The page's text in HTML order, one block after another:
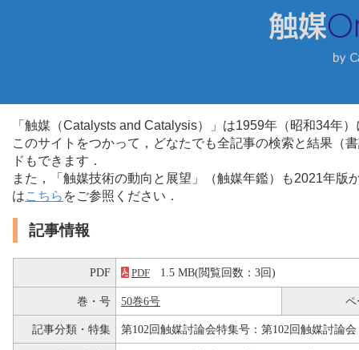
「触媒（Catalysts and Catalysis）」は1959年（昭和34年
このサイトをつかって，どなたでも全記事の検索と結果（
ドもできます．
また，「触媒技術の動向と展望」（触媒年鑑）も2021年
はこちら をご参照ください．
記事情報
PDF PDF 1.5 MB(閲覧回数：3回)
巻・号 50巻6号 ペ
記事分類・特集 第102回触媒討論会特集号：第102回触媒討論会